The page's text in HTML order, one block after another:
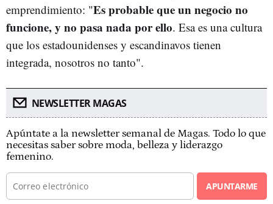
emprendimiento: "Es probable que un negocio no
funcione, y no pasa nada por ello. Esa es una cultura
que los estadounidenses y escandinavos tienen
integrada, nosotros no tanto".
NEWSLETTER MAGAS
Apúntate a la newsletter semanal de Magas. Todo lo que
necesitas saber sobre moda, belleza y liderazgo
femenino.
APUNTARME